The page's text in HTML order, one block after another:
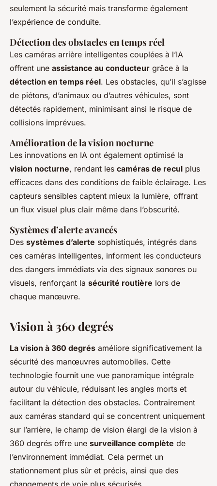
seulement la sécurité mais transforme également
l’expérience de conduite.
Détection des obstacles en temps réel
Les caméras arrière intelligentes couplées à l’IA
offrent une assistance au conducteur grâce à la
détection en temps réel. Les obstacles, qu’il s’agisse
de piétons, d’animaux ou d’autres véhicules, sont
détectés rapidement, minimisant ainsi le risque de
collisions imprévues.
Amélioration de la vision nocturne
Les innovations en IA ont également optimisé la
vision nocturne, rendant les caméras de recul plus
efficaces dans des conditions de faible éclairage. Les
capteurs sensibles captent mieux la lumière, offrant
un flux visuel plus clair même dans l’obscurité.
Systèmes d’alerte avancés
Des systèmes d’alerte sophistiqués, intégrés dans
ces caméras intelligentes, informent les conducteurs
des dangers immédiats via des signaux sonores ou
visuels, renforçant la sécurité routière lors de
chaque manœuvre.
Vision à 360 degrés
La vision à 360 degrés améliore significativement la
sécurité des manœuvres automobiles. Cette
technologie fournit une vue panoramique intégrale
autour du véhicule, réduisant les angles morts et
facilitant la détection des obstacles. Contrairement
aux caméras standard qui se concentrent uniquement
sur l’arrière, le champ de vision élargi de la vision à
360 degrés offre une surveillance complète de
l’environnement immédiat. Cela permet un
stationnement plus sûr et précis, ainsi que des
changements de voie plus sécurisés.